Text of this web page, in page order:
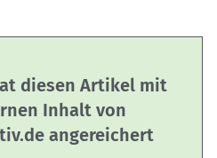
diesen Artikel mit
Inhalt von
angereichert